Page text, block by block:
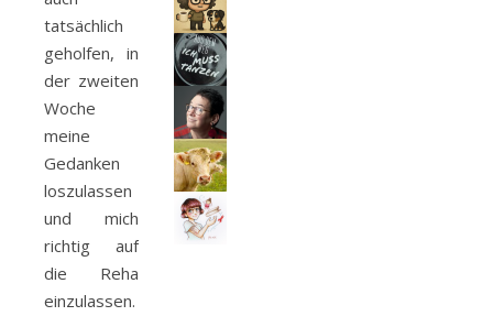
tatsächlich
geholfen, in
der zweiten
Woche
meine
Gedanken
loszulassen
und mich
richtig auf
die Reha
einzulassen.